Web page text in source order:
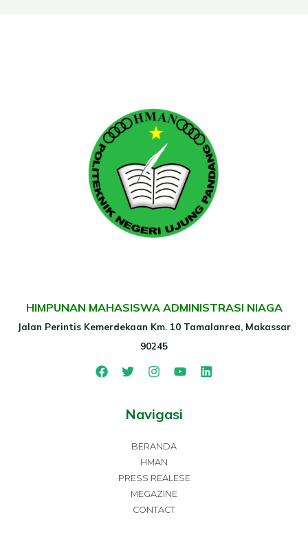
HIMPUNAN MAHASISWA ADMINISTRASI NIAGA
Jalan Perintis Kemerdekaan Km. 10 Tamalanrea, Makassar
90245
Navigasi
BERANDA
HMAN
PRESS REALESE
MEGAZINE
CONTACT